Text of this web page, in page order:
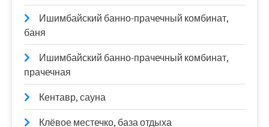
Ишимбайский банно-прачечный комбинат,
баня
Ишимбайский банно-прачечный комбинат,
прачечная
Кентавр, сауна
Клёвое местечко, база отдыха